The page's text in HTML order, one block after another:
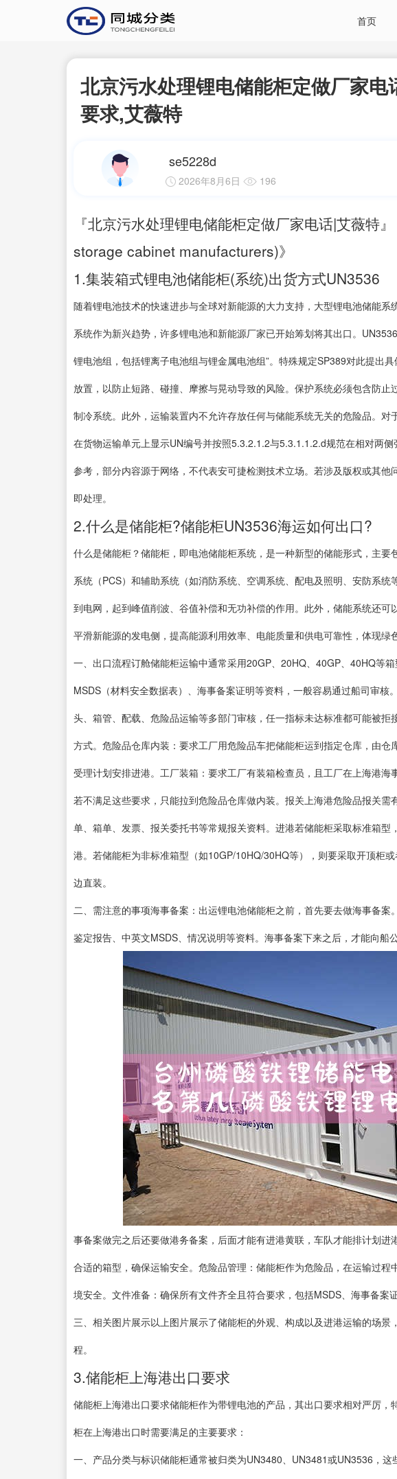
首页
北京污水处理锂电储能柜定做厂家电
要求,艾薇特
se5228d
2026年8月6日 196
『北京污水处理锂电储能柜定做厂家电话|艾薇特
storage cabinet manufacturers)》
1.集装箱式锂电池储能柜(系统)出货方式UN3536
随着锂电池技术的快速进步与全球对新能源的大力支持，大型锂电池储能
系统作为新兴趋势，许多锂电池和新能源厂家已开始筹划将其出口。
锂电池组，包括锂离子电池组与锂金属电池组”。特殊规定SP389对此提出
放置，以防止短路、碰撞、摩擦与晃动导致的风险。保护系统必须包含防
制冷系统。此外，运输装置内不允许存放任何与储能系统无关的危险品。
在货物运输单元上显示UN编号并按照5.3.2.1.2与5.3.1.1.2.d规范在相对两
参考，部分内容源于网络，不代表安可捷检测技术立场。若涉及版权或其
即处理。
2.什么是储能柜?储能柜UN3536海运如何出口?
什么是储能柜？储能柜，即电池储能柜系统，是一种新型的储能形式，主
系统（PCS）和辅助系统（如消防系统、空调系统、配电及照明、安防系
到电网，起到峰值削波、谷值补偿和无功补偿的作用。此外，储能系统还可
平滑新能源的发电侧，提高能源利用效率、电能质量和供电可靠性，体现绿
一、出口流程订舱储能柜运输中通常采用20GP、20HQ、40GP、40HQ等
MSDS（材料安全数据表）、海事备案证明等资料，一般容易通过船司审核
头、箱管、配载、危险品运输等多部门审核，任一指标未达标准都可能被
方式。危险品仓库内装：要求工厂用危险品车把储能柜运到指定仓库，由
受理计划安排进港。工厂装箱：要求工厂有装箱检查员，且工厂在上海港海
若不满足这些要求，只能拉到危险品仓库做内装。报关上海港危险品报关
单、箱单、发票、报关委托书等常规报关资料。进港若储能柜采取标准箱
港。若储能柜为非标准箱型（如10GP/10HQ/30HQ等），则要采取开顶柜
边直装。
二、需注意的事项海事备案：出运锂电池储能柜之前，首先要去做海事备
鉴定报告、中英文MSDS、情况说明等资料。海事备案下来之后，才能向船
事备案做完之后还要做港务备案，后面才能有进港黄联，车队才能排计划
合适的箱型，确保运输安全。危险品管理：储能柜作为危险品，在运输过
境安全。文件准备：确保所有文件齐全且符合要求，包括MSDS、海事备案
三、相关图片展示以上图片展示了储能柜的外观、构成以及进港运输的场
程。
3.储能柜上海港出口要求
储能柜上海港出口要求储能柜作为带锂电池的产品，其出口要求相对严厉
柜在上海港出口时需要满足的主要要求：
一、产品分类与标识储能柜通常被归类为UN3480、UN3481或UN3536，